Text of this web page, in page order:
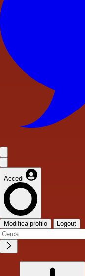
Accedi
Modifica profilo Logout